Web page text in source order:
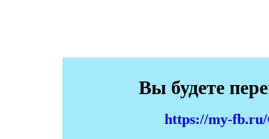
Вы будете
https://my-